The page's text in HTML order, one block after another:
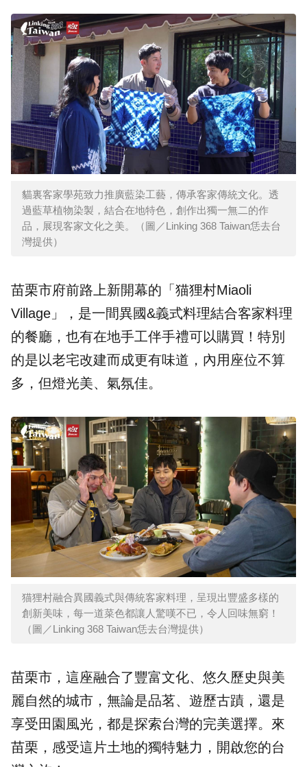
貓裏客家學苑致力推廣藍染工藝，傳承客家傳統文化。透
過藍草植物染製，結合在地特色，創作出獨一無二的作
品，展現客家文化之美。（圖／Linking 368 Taiwan恁去台
灣提供）
苗栗市府前路上新開幕的「猫狸村Miaoli
Village」，是一間異國&義式料理結合客家料理
的餐廳，也有在地手工伴手禮可以購買！特別
的是以老宅改建而成更有味道，內用座位不算
多，但燈光美、氣氛佳。
猫狸村融合異國義式與傳統客家料理，呈現出豐盛多樣的
創新美味，每一道菜色都讓人驚嘆不已，令人回味無窮！
（圖／Linking 368 Taiwan恁去台灣提供）
苗栗市，這座融合了豐富文化、悠久歷史與美
麗自然的城市，無論是品茗、遊歷古蹟，還是
享受田園風光，都是探索台灣的完美選擇。來
苗栗，感受這片土地的獨特魅力，開啟您的台